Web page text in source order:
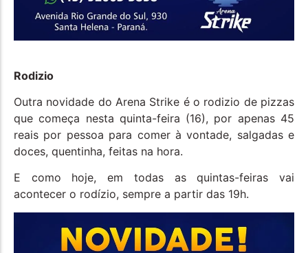
Rodizio
Outra novidade do Arena Strike é o rodizio de pizzas
que começa nesta quinta-feira (16), por apenas 45
reais por pessoa para comer à vontade, salgadas e
doces, quentinha, feitas na hora.
E como hoje, em todas as quintas-feiras vai
acontecer o rodízio, sempre a partir das 19h.